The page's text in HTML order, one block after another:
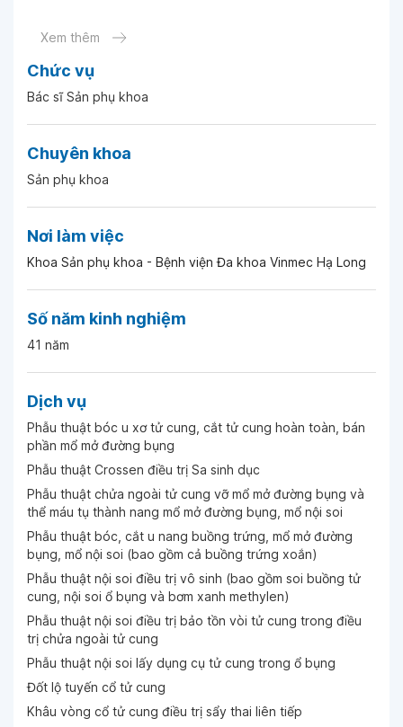
Chức vụ
Bác sĩ Sản phụ khoa
Chuyên khoa
Sản phụ khoa
Nơi làm việc
Khoa Sản phụ khoa - Bệnh viện Đa khoa Vinmec Hạ Long
Số năm kinh nghiệm
41 năm
Dịch vụ
Phẫu thuật bóc u xơ tử cung, cắt tử cung hoàn toàn, bán
phần mổ mở đường bụng
Phẫu thuật Crossen điều trị Sa sinh dục
Phẫu thuật chửa ngoài tử cung vỡ mổ mở đường bụng và
thể máu tụ thành nang mổ mở đường bụng, mổ nội soi
Phẫu thuật bóc, cắt u nang buồng trứng, mổ mở đường
bụng, mổ nội soi (bao gồm cả buồng trứng xoắn)
Phẫu thuật nội soi điều trị vô sinh (bao gồm soi buồng tử
cung, nội soi ổ bụng và bơm xanh methylen)
Phẫu thuật nội soi điều trị bảo tồn vòi tử cung trong điều
trị chửa ngoài tử cung
Phẫu thuật nội soi lấy dụng cụ tử cung trong ổ bụng
Đốt lộ tuyến cổ tử cung
Khâu vòng cổ tử cung điều trị sẩy thai liên tiếp
Ngày 28-04-2026
Đội ngũ y bác sĩ thân thiện nhiệt tình
Ngày 25-04-2026
Ngày 24-04-2026
Ngày 18-04-2026
Ngày 16-04-2026
Xem thêm